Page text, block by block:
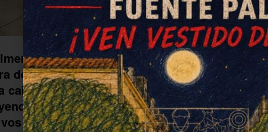
tiene en la educación una prioridad y hace
de todos sus centros educativos con el
de la enseñanza educativa pública en
a evitar así el despoblamiento rural y
a dichos centros.